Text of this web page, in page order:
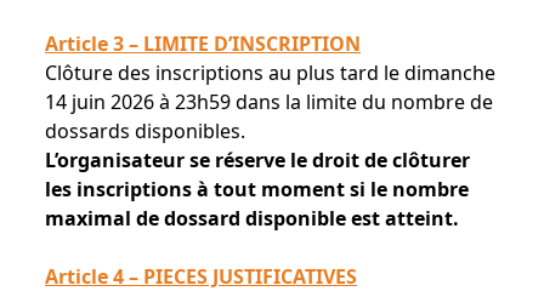
Article 3 – LIMITE D’INSCRIPTION
Clôture des inscriptions au plus tard le dimanche
14 juin 2026 à 23h59 dans la limite du nombre de
dossards disponibles.
L’organisateur se réserve le droit de clôturer
les inscriptions à tout moment si le nombre
maximal de dossard disponible est atteint.
Article 4 – PIECES JUSTIFICATIVES